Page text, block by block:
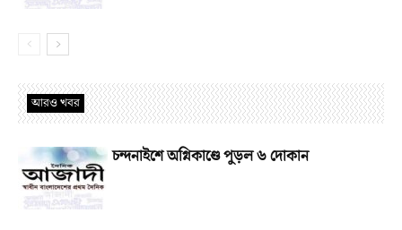
আরও খবর
চন্দনাইশে অগ্নিকাণ্ডে পুড়ল ৬ দোকান